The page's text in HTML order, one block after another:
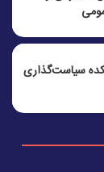
سیاست‌گذاری